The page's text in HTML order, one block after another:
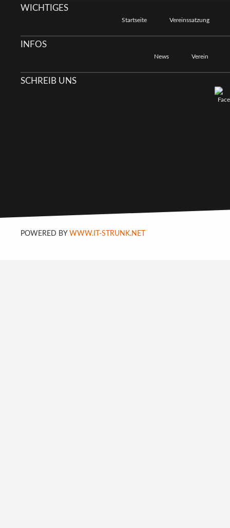
WICHTIGES
Startseite Vereinssatzung
INFOS
News Verein
SCHREIB UNS
POWERED BY WWW.IT-STRUNK.NET